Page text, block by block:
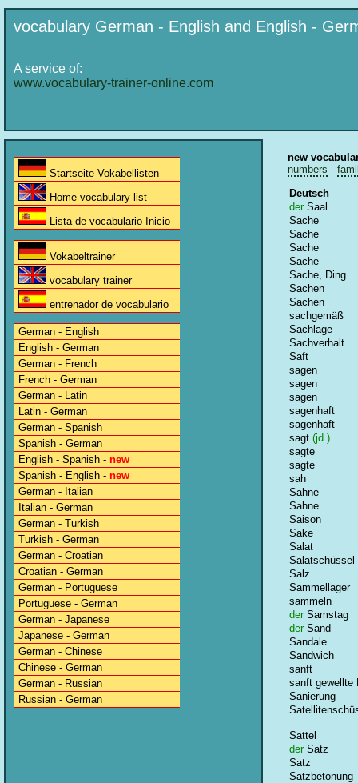
vocabulary German - English and English -
A service of:
www.vocabulary-trainer-online.com
Startseite Vokabellisten
Home vocabulary list
Lista de vocabulario Inicio
Vokabeltrainer
vocabulary trainer
entrenador de vocabulario
German - English
English - German
German - French
French - German
German - Latin
Latin - German
German - Spanish
Spanish - German
English - Spanish - new
Spanish - English - new
German - Italian
Italian - German
German - Turkish
Turkish - German
German - Croatian
Croatian - German
German - Portuguese
Portuguese - German
German - Japanese
Japanese - German
German - Chinese
Chinese - German
German - Russian
Russian - German
new
numbers -
Deutsch
der Saal
Sache
Sache
Sache
Sache
Sache, Ding
Sachen
Sachen
sachgemäß
Sachlage
Sachverhalt
Saft
sagen
sagen
sagen
sagenhaft
sagenhaft
sagt (jd.)
sagte
sagte
sah
Sahne
Sahne
Saison
Sake
Salat
Salatschüssel
Salz
Sammellager
sammeln
der Samstag
der Sand
Sandale
Sandwich
sanft
sanft gewellte
Sanierung
Sattel
der Satz
Satz
Satzbetonung